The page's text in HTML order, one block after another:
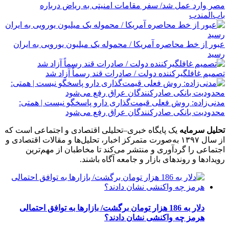
مصر وارد عمل شد/ سفر مقامات امنیتی به ریاض درباره
باب‌المندب
عبور از خط محاصره آمریکا / محموله یک میلیون یورویی به ایران
رسید
تصمیم غافلگیرکننده دولت / صادرات قند رسماً آزاد شد
مدنی‌زاده: روش فعلی قیمت‌گذاری دارو پاسخگو نیست | همتی:
محدودیت بانکی صادرکنندگان عراق رفع می‌شود
تحلیل سرمایه یک پایگاه خبری–تحلیلی اقتصادی و اجتماعی است که
از سال ۱۳۹۷ به‌صورت متمرکز اخبار، تحلیل‌ها و مقالات اقتصادی و
اجتماعی را گردآوری و منتشر می‌کند تا مخاطبان از مهم‌ترین
رویدادها و روندهای بازار و جامعه آگاه باشند.
دلار به 186 هزار تومان برگشت/ بازارها به توافق احتمالی
هرمز چه واکنشی نشان دادند؟